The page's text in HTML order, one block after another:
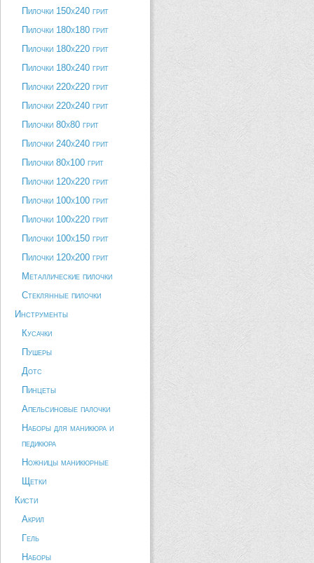
Пилочки 150х240 грит
Пилочки 180х180 грит
Пилочки 180х220 грит
Пилочки 180х240 грит
Пилочки 220х220 грит
Пилочки 220х240 грит
Пилочки 80х80 грит
Пилочки 240х240 грит
Пилочки 80х100 грит
Пилочки 120х220 грит
Пилочки 100х100 грит
Пилочки 100х220 грит
Пилочки 100х150 грит
Пилочки 120х200 грит
Металлические пилочки
Стеклянные пилочки
Инструменты
Кусачки
Пушеры
Дотс
Пинцеты
Апельсиновые палочки
Наборы для маникюра и
педикюра
Ножницы маникюрные
Щетки
Кисти
Акрил
Гель
Наборы